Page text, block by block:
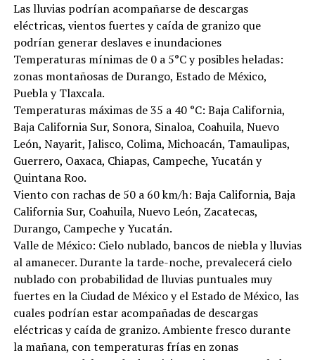
Las lluvias podrían acompañarse de descargas
eléctricas, vientos fuertes y caída de granizo que
podrían generar deslaves e inundaciones
Temperaturas mínimas de 0 a 5°C y posibles heladas:
zonas montañosas de Durango, Estado de México,
Puebla y Tlaxcala.
Temperaturas máximas de 35 a 40 °C: Baja California,
Baja California Sur, Sonora, Sinaloa, Coahuila, Nuevo
León, Nayarit, Jalisco, Colima, Michoacán, Tamaulipas,
Guerrero, Oaxaca, Chiapas, Campeche, Yucatán y
Quintana Roo.
Viento con rachas de 50 a 60 km/h: Baja California, Baja
California Sur, Coahuila, Nuevo León, Zacatecas,
Durango, Campeche y Yucatán.
Valle de México: Cielo nublado, bancos de niebla y lluvias
al amanecer. Durante la tarde-noche, prevalecerá cielo
nublado con probabilidad de lluvias puntuales muy
fuertes en la Ciudad de México y el Estado de México, las
cuales podrían estar acompañadas de descargas
eléctricas y caída de granizo. Ambiente fresco durante
la mañana, con temperaturas frías en zonas